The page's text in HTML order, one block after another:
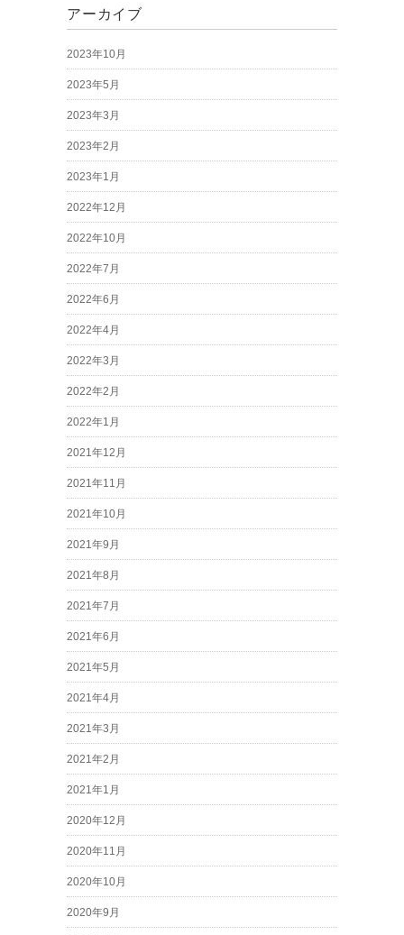
アーカイブ
2023年10月
2023年5月
2023年3月
2023年2月
2023年1月
2022年12月
2022年10月
2022年7月
2022年6月
2022年4月
2022年3月
2022年2月
2022年1月
2021年12月
2021年11月
2021年10月
2021年9月
2021年8月
2021年7月
2021年6月
2021年5月
2021年4月
2021年3月
2021年2月
2021年1月
2020年12月
2020年11月
2020年10月
2020年9月